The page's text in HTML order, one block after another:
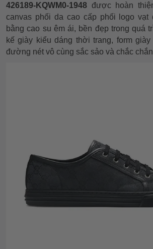
426189-KQWM0-1948 được hoàn
canvas phối da cao cấp phối logo vạt
bằng cao su êm ái, bền đẹp trong quá
kế giày kiểu dáng thời trang, form
đường nét vô cùng sắc sảo và chắc